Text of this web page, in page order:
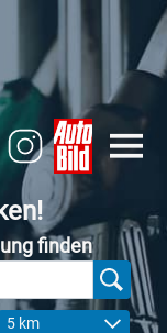
finden
5 km